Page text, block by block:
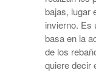
bajas, lugar
invierno. Es
basa en la
de los
quiere decir